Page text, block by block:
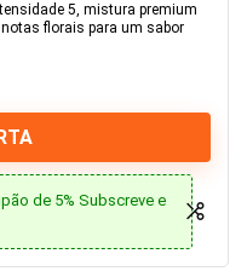
5, mistura premium
florais para um sabor
de 5% Subscreve e